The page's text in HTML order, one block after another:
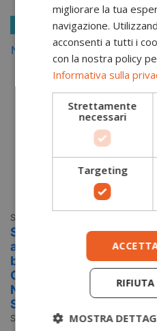
-5,00 €
Scarpe Sala
Scarpe
antiscivolo
basse donna
OB FO SR
Nampa Wyola
Skechers
SK77235EC
70,00 €
migliorare la tua
navigazione.
acconsenti a tutti i
con la nostra policy
Informativa sulla
Strettamente
necessari
Targeting
MOSTRA